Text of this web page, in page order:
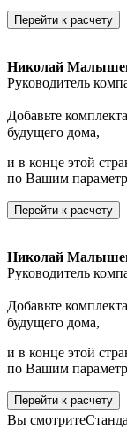
Перейти к расчету
Николай
Руководитель
Добавьте
будущего дома,
и в конце этой
по Вашим
Перейти к расчету
Николай
Руководитель
Добавьте
будущего дома,
и в конце этой
по Вашим
Перейти к расчету
Вы смотрите